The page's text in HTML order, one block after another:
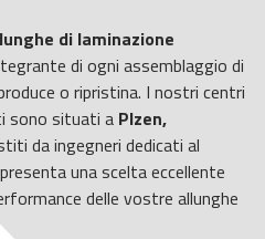
di laminazione
di ogni assemblaggio di
o ripristina. I nostri centri
sono situati a Plzen,
da ingegneri dedicati al
una scelta eccellente
delle vostre allunghe